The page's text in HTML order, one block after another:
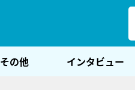
その他 インタビュー